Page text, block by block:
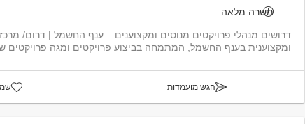
משרה מלאה
דרושים מנהלי פרויקטים מנוסים ומקצוענים – ענף החשמל | דרום/
ומקצוענית בענף החשמל, המתמחה בביצוע פרויקטים ומגה פרויקטים של חשמל תעשייתי...
הגש מועמדות